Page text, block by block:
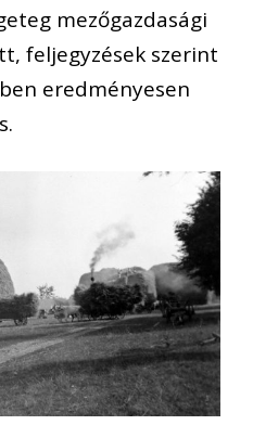
mezőgazdasági
feljegyzések szerint
eredményesen